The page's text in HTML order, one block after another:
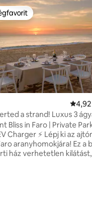
108 vélemény
4,92
a strand! Luxus 3
Bliss in Faro | Private
⚡ Lépj ki az ajtón
aranyhomokjára! Ez a
ház verhetetlen kilátást,